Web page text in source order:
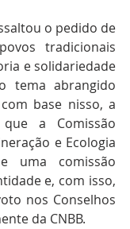
o pedido de
tradicionais
e solidariedade
tema abrangido
base nisso, a
a Comissão
e Ecologia
uma comissão
e, com isso,
nos Conselhos
da CNBB.